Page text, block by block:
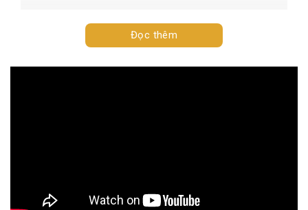
nghệ massage hiện đại cùng loạt tiện ích vượt trội
thường chỉ có ở các dòng ghế cao cấp nhưng lại có mức
giá cực kỳ phải chăng. QE98 Pro rất được lòng khách
massage Queen Crown QE98 Pro
Đọc thêm